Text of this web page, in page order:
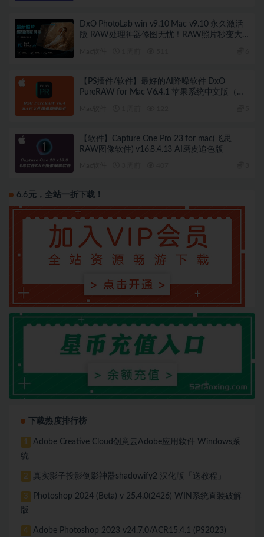
DxO PhotoLab win v9.10 Mac v9.10 永久激活
版 RAW处理神器修图无忧！RAW照片秒变大
【PS插件/软件】最好的AI降噪软件 DxO
PureRAW for Mac V6.4.1 苹果系统中文版（附
【软件】Capture One Pro 23 for mac(飞思
RAW图像软件) v16.8.4.13 AI磨皮追色版
6.6元，全站一折下载！
下载热度排行榜
1
Adobe Creative Cloud创意云Adobe应用软件 Windows系
统
2 真实影子投影倒影神器shadowify2 汉化版「送教程」
3
Photoshop 2024 (Beta) v 25.4.0(2426) WIN系统直装破解
版
4
Adobe Photoshop 2023 v24.7.0/ACR15.4.1 (PS2023)